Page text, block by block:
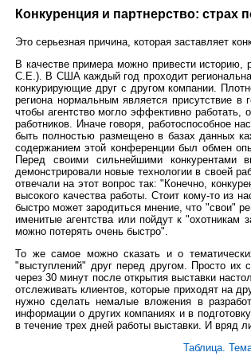
Конкуренция и партнерство: страх
Это серьезная причина, которая заставляет
В качестве примера можно привести
С.Е.). В США каждый год проходит
конкурирующие друг с другом компании.
региона нормальным является присутствие в
чтобы агентство могло эффективно
работников. Иначе говоря, работоспособное
быть полностью размещено в базах данных
содержанием этой конференции был обмен
Перед своими сильнейшими конкурентами
демонстрировали новые технологии в своей
отвечали на этот вопрос так: "Конечно,
высокого качества работы. Стоит кому-то из
быстро может зародиться мнение, что "свои"
именитые агентства или пойдут к
можно потерять очень быстро".
То же самое можно сказать и о
"выступлений" друг перед другом. Просто
через 30 минут после открытия выставки
отслеживать клиентов, которые приходят на
нужно сделать немалые вложения в
информации о других компаниях и в
в течение трех дней работы выставки. И вряд
Таблица.